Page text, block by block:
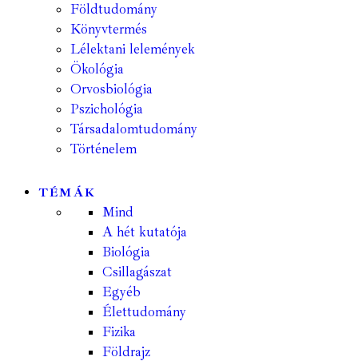
Földtudomány
Könyvtermés
Lélektani lelemények
Ökológia
Orvosbiológia
Pszichológia
Társadalomtudomány
Történelem
TÉMÁK
Mind
A hét kutatója
Biológia
Csillagászat
Egyéb
Élettudomány
Fizika
Földrajz